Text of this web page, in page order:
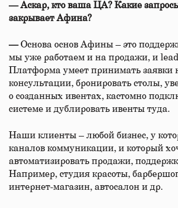
—Аскар, кто ваша ЦА? Какие
закрывает Афина?
—Основа основ Афины – это
мы уже работаем и на продажи, и
Платформа умеет принимать заявки
консультации, бронировать столы,
о созданных ивентах, кастомно
системе и дублировать ивенты туда.
Наши клиенты – любой бизнес, у
каналов коммуникации, и который
автоматизировать продажи,
Например, студия красоты,
интернет-магазин, автосалон и др.